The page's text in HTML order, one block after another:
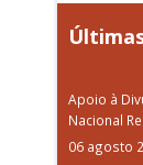
Apoio à
Nacional
06 agosto